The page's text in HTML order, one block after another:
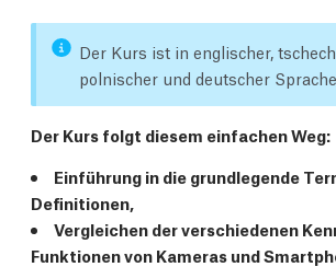
Der Kurs ist in englischer,
polnischer und deutscher
Der Kurs folgt diesem einfachen Weg:
Einführung in die grundlegende
Definitionen,
Vergleichen der verschiedenen
Funktionen von Kameras und